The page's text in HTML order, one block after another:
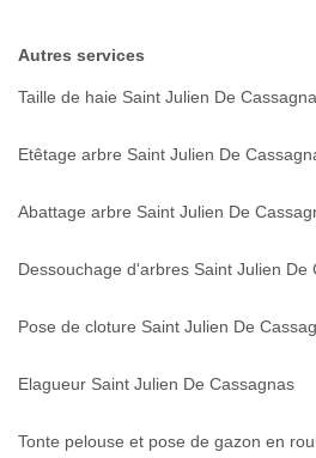
Autres services
Taille de haie Saint Julien De
Etêtage arbre Saint Julien De
Abattage arbre Saint Julien De
Dessouchage d'arbres Saint Julien De
Pose de cloture Saint Julien De
Elagueur Saint Julien De Cassagnas
Tonte pelouse et pose de gazon en